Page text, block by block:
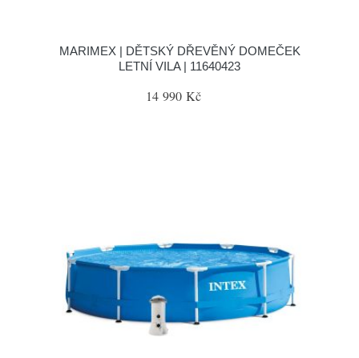
MARIMEX | DĚTSKÝ DŘEVĚNÝ DOMEČEK
LETNÍ VILA | 11640423
14 990 Kč